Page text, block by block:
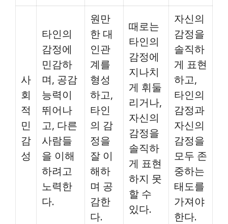
사
회
적
민
감
성
타인의
감정에
민감하
며, 공감
능력이
뛰어나
고, 다른
사람들
을 이해
하려고
노력한
다.
원만
한 대
인관
계를
형성
하고,
타인
의 감
정을
잘 이
해하
며 공
감한
다.
때로는
타인의
감정에
지나치
게 휘둘
리거나,
자신의
감정을
솔직하
게 표현
하지 못
할 수
있다.
자신의
감정을
솔직하
게 표현
하고,
타인의
감정과
자신의
감정을
모두 존
중하는
태도를
가져야
한다.